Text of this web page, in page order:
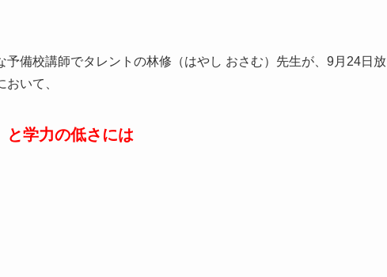
備校講師でタレントの林修（はやし おさむ）先生が、9月24日放
いて、
と学力の低さには